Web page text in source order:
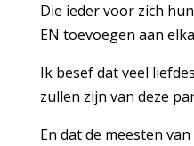
Die ieder voor zich
EN toevoegen aan
Ik besef dat veel
zullen zijn van deze
En dat de meesten